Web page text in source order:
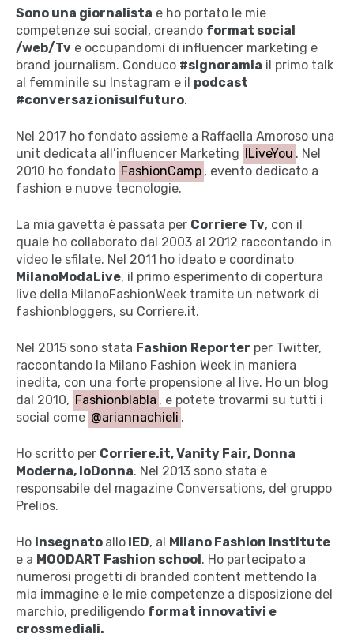
Sono una giornalista e ho portato le mie
competenze sui social, creando format social
/web/Tv e occupandomi di influencer marketing e
brand journalism. Conduco #signoramia il primo talk
al femminile su Instagram e il podcast
#conversazionisulfuturo.
Nel 2017 ho fondato assieme a Raffaella Amoroso una
unit dedicata all’influencer Marketing
ILiveYou . Nel
2010 ho fondato FashionCamp , evento dedicato a
fashion e nuove tecnologie.
La mia gavetta è passata per Corriere Tv, con il
quale ho collaborato dal 2003 al 2012 raccontando in
video le sfilate. Nel 2011 ho ideato e coordinato
MilanoModaLive, il primo esperimento di copertura
live della MilanoFashionWeek tramite un network di
fashionbloggers, su Corriere.it.
Nel 2015 sono stata Fashion Reporter per Twitter,
raccontando la Milano Fashion Week in maniera
inedita, con una forte propensione al live. Ho un blog
dal 2010, Fashionblabla , e potete trovarmi su tutti i
social come @ariannachieli .
Ho scritto per Corriere.it, Vanity Fair, Donna
Moderna, IoDonna. Nel 2013 sono stata e
responsabile del magazine Conversations, del gruppo
Prelios.
Ho insegnato allo IED, al
Milano Fashion Institute
e a MOODART Fashion school . Ho partecipato a
numerosi progetti di branded content mettendo la
mia immagine e le mie competenze a disposizione del
marchio, prediligendo format innovativi e
crossmediali.